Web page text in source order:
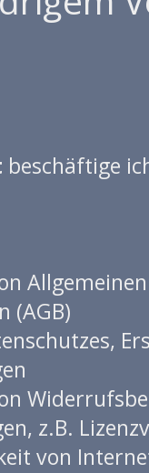
beschäftige
Allgemeinen
(AGB)
z.B.
von